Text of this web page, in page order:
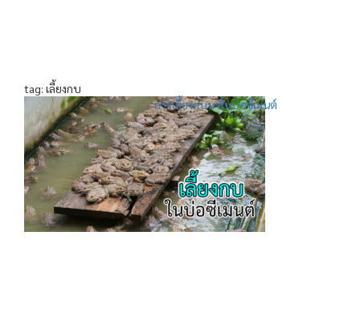
tag: เลี้ยงกบ
การเลี้ยงกบนาในบ่อซีเมนต์